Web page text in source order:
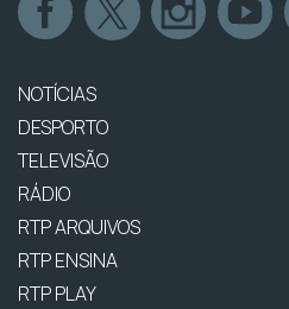
NOTÍCIAS
DESPORTO
TELEVISÃO
RÁDIO
RTP ARQUIVOS
RTP ENSINA
RTP PLAY